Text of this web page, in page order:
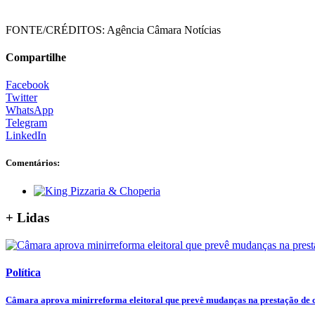
FONTE/CRÉDITOS: Agência Câmara Notícias
Compartilhe
Facebook
Twitter
WhatsApp
Telegram
LinkedIn
Comentários:
+ Lidas
Política
Câmara aprova minirreforma eleitoral que prevê mudanças na prestação de